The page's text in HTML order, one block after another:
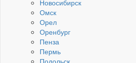
Новосибирск
Омск
Орел
Оренбург
Пенза
Пермь
Подольск